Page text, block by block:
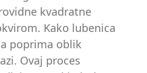
kvadratne
Kako lubenica
poprima oblik
Ovaj proces